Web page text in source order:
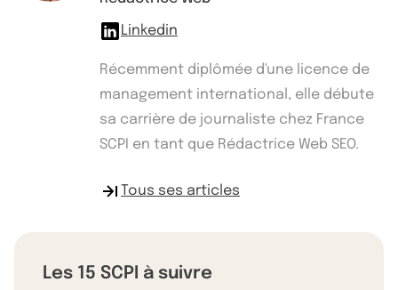
Linkedin
Récemment diplômée d'une licence de
management international, elle débute
sa carrière de journaliste chez France
SCPI en tant que Rédactrice Web SEO.
Tous ses articles
Les 15 SCPI à suivre